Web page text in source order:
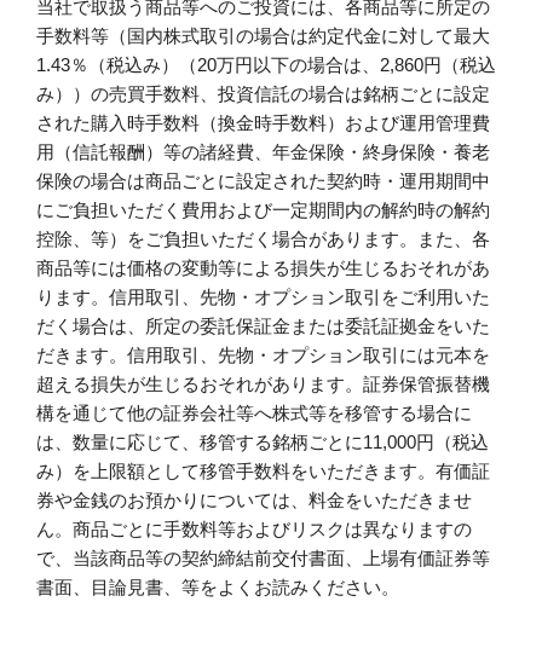
当社で取扱う商品等へのご投資には、各商品等に所定の
手数料等（国内株式取引の場合は約定代金に対して最大
1.43％（税込み）（20万円以下の場合は、2,860円（税込
み））の売買手数料、投資信託の場合は銘柄ごとに設定
された購入時手数料（換金時手数料）および運用管理費
用（信託報酬）等の諸経費、年金保険・終身保険・養老
保険の場合は商品ごとに設定された契約時・運用期間中
にご負担いただく費用および一定期間内の解約時の解約
控除、等）をご負担いただく場合があります。また、各
商品等には価格の変動等による損失が生じるおそれがあ
ります。信用取引、先物・オプション取引をご利用いた
だく場合は、所定の委託保証金または委託証拠金をいた
だきます。信用取引、先物・オプション取引には元本を
超える損失が生じるおそれがあります。証券保管振替機
構を通じて他の証券会社等へ株式等を移管する場合に
は、数量に応じて、移管する銘柄ごとに11,000円（税込
み）を上限額として移管手数料をいただきます。有価証
券や金銭のお預かりについては、料金をいただきませ
ん。商品ごとに手数料等およびリスクは異なりますの
で、当該商品等の契約締結前交付書面、上場有価証券等
書面、目論見書、等をよくお読みください。